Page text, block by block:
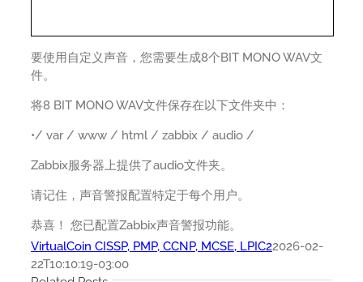
要使用自定义声音，您需要生成8个BIT MONO WAV文
件。
将8 BIT MONO WAV文件保存在以下文件夹中：
•/ var / www / html / zabbix / audio /
Zabbix服务器上提供了audio文件夹。
请记住，声音警报配置特定于每个用户。
恭喜！ 您已配置Zabbix声音警报功能。
VirtualCoin CISSP, PMP, CCNP, MCSE, LPIC22026-02-
22T10:10:19-03:00